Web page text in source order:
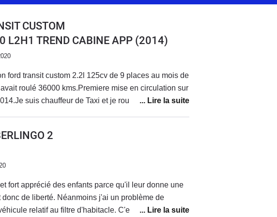
CUSTOM
L2H1 TREND CABINE APP (2014)
ford transit custom 2.2l 125cv de 9 places au mois de
roulé 36000 kms.Premiere mise en circulation sur
suis chauffeur de Taxi et je roule quasi tous les
sonde de température, une durit du turbo la
mes disques avant d origine a 304000 kms mes
légèrement creusé vraiment légèrement et un
standard avec turbo ,embrayage volant moteur
bougies de préchauffe galets tendeur courroies
climatisation.chez Ford bien sur.Une facture s
2
fort apprécié des enfants parce qu'il leur donne une
de liberté. Néanmoins j'ai un problème de
relatif au filtre d'habitacle. C'est vraiment la